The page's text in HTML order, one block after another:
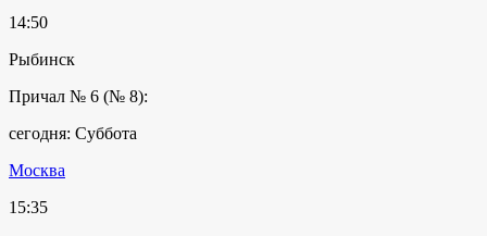
14:50
Рыбинск
Причал № 6 (№ 8):
сегодня: Суббота
Москва
15:35